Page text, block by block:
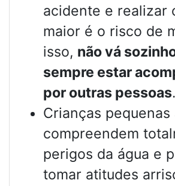
acidente e realizar
maior é o risco de
isso, não vá
sempre estar
por outras pessoas.
Crianças pequenas
compreendem
perigos da água e
tomar atitudes